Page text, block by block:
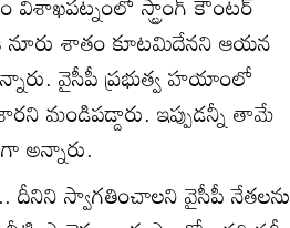
శాతం కూటమిదేనని ఆయన
వైసీపీ ప్రభుత్వ హయాంలో
మండిపడ్డారు. ఇప్పుడన్నీ తామే
అన్నారు.
దీనిని స్వాగతించాలని వైసీపీ నేతలను